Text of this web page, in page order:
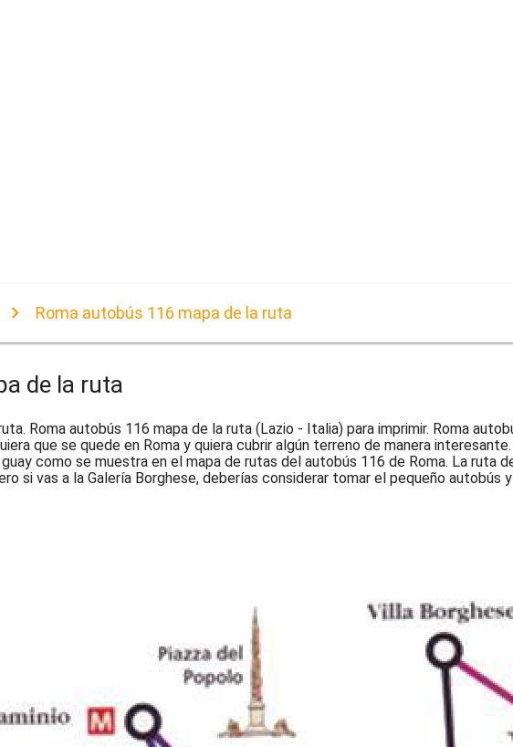
Roma autobús 116 mapa de la ruta
de la ruta
Roma autobús 116 mapa de la ruta (Lazio - Italia) para imprimir. Roma
que se quede en Roma y quiera cubrir algún terreno de manera
como se muestra en el mapa de rutas del autobús 116 de Roma. La ruta
si vas a la Galería Borghese, deberías considerar tomar el pequeño